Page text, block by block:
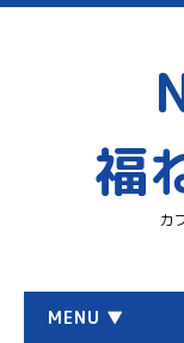
福
カ
MENU ▼